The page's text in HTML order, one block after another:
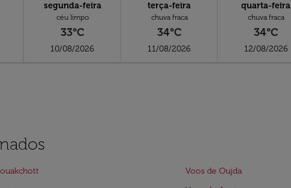
segunda-feira
céu limpo
33°C
10/08/2026
terça-feira
chuva fraca
34°C
11/08/2026
quarta-feira
chuva fraca
34°C
12/08/2026
Voos de Oujda